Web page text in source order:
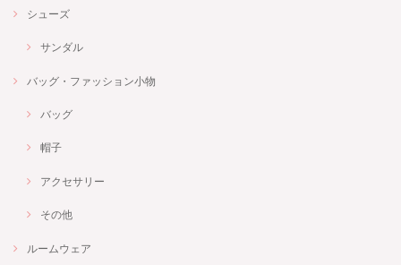
シューズ
サンダル
バッグ・ファッション小物
バッグ
帽子
アクセサリー
その他
ルームウェア